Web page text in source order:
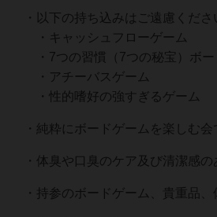
・以下の持ち込みはご遠慮くださ
・キャッシュフローゲーム
・7つの習慣（7つの秘宝）ボー
・アチーバスゲーム
・性的嗜好の強すぎるゲーム
・純粋にボードゲームを楽しむ
・体臭や口臭のケア及び清潔感
・持参のボードゲーム、貴重品